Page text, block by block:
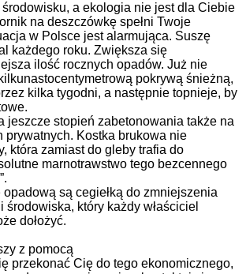
a ekologia nie jest dla Ciebie
na deszczówkę spełni Twoje
w Polsce jest alarmująca. Suszę
każdego roku. Zwiększa się
ilość rocznych opadów. Już nie
pokrywą śnieżną,
kilka tygodni, a następnie topnieje, by
jeszcze stopień zabetonowania także na
prywatnych. Kostka brukowa nie
która zamiast do gleby trafia do
marnotrawstwo tego bezcennego
są cegiełką do zmniejszenia
który każdy właściciel
dołożyć.
z pomocą
przekonać Cię do tego ekonomicznego,